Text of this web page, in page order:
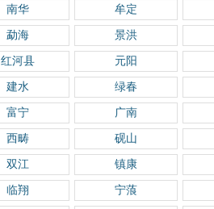
南华 牟定
勐海 景洪
红河县 元阳
建水 绿春
富宁 广南
西畴 砚山
双江 镇康
临翔 宁蒗